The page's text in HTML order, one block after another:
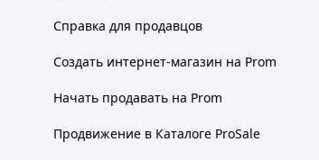
Справка для продавцов
Создать интернет-магазин на Prom
Начать продавать на Prom
Продвижение в Каталоге ProSale